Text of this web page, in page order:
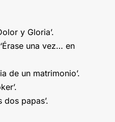
y Gloria’.
una vez… en
de un matrimonio’.
dos papas’.